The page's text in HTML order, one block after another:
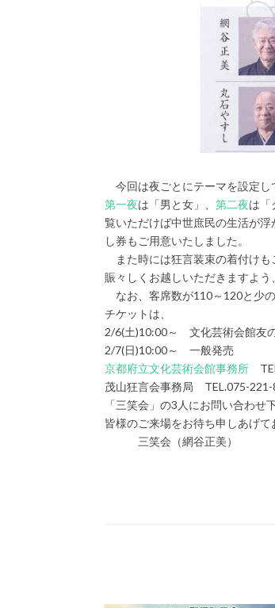
今回は夜ごとにテーマを設定し
第一夜は「男と女」、 第二夜は「
覧いただけば中世庶民の生活が
し券もご用意いたしました。
また時には狂言装束の着付けも
賑々しくお越しいただきますよう
なお、客席数が110～120と少
チケットは、
2/6(土)10:00～ 文化芸術会館友
2/7(日)10:00～ 一般発売
京都府立文化芸術会館事務所
茂山狂言会事務局 TEL.075-221-
「三笑会」の3人にお問い合わせ
皆様のご来場をお待ち申しあげて
三笑会（網谷正美）